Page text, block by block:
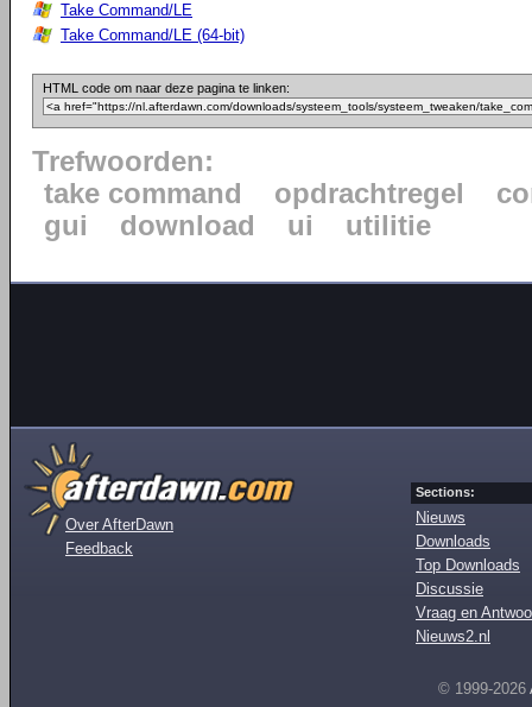
Take Command/LE
Take Command/LE (64-bit)
HTML code om naar deze pagina te linken:
Trefwoorden:
take command
opdrachtregel
gui
download ui utilitie
Over AfterDawn
Feedback
Sections:
Nieuws
Downloads
Top Downloads
Discussie
Vraag en
Nieuws2.nl
© 1999-2026